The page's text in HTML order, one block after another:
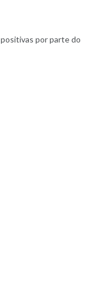
por parte do